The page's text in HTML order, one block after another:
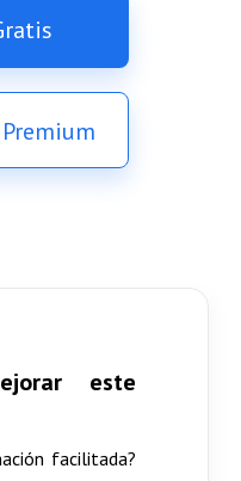
este
facilitada?